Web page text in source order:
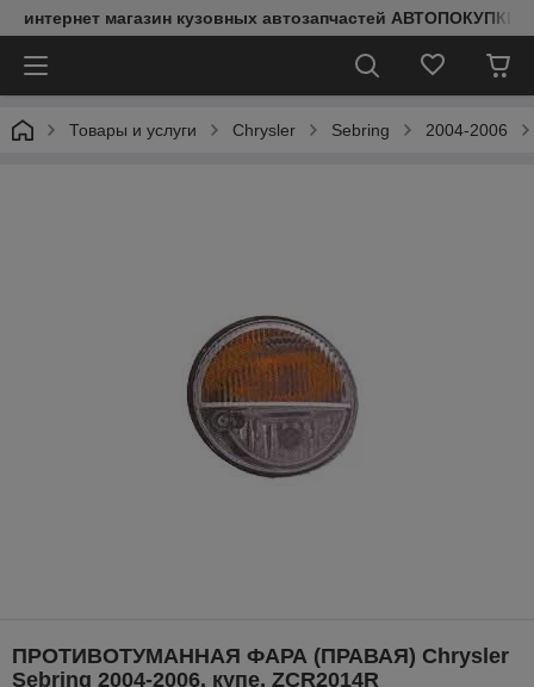
интернет магазин кузовных автозапчастей АВТОПОКУПКИ
Товары и услуги Chrysler Sebring 2004-2006
ПРОТИВОТУМАННАЯ ФАРА (ПРАВАЯ) Chrysler
Sebring 2004-2006, купе, ZCR2014R